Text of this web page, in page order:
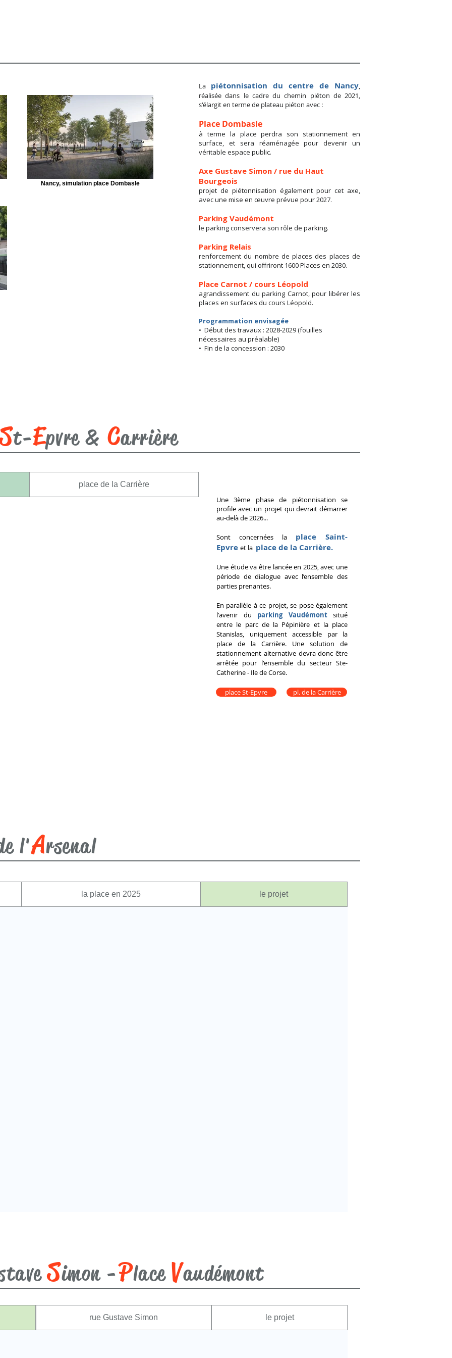
Nancy, simulation place Dombasle
La piétonnisation du centre de Nancy,
réalisée dans le cadre du chemin piéton de 2021,
s'élargit en terme de plateau piéton avec :
Place Dombasle
à terme la place perdra son stationnement en
surface, et sera réaménagée pour devenir un
véritable espace public.
Axe Gustave Simon / rue du Haut
Bourgeois
projet de piétonnisation également pour cet axe,
avec une mise en œuvre prévue pour 2027.
Parking Vaudémont
le parking conservera son rôle de parking.
Parking Relais
renforcement du nombre de places des places de
stationnement, qui offriront 1600 Places en 2030.
Place Carnot / cours Léopold
agrandissement du parking Carnot, pour libérer les
places en surfaces du cours Léopold.
Programmation envisagée
• Début des travaux : 2028-2029 (fouilles
nécessaires au préalable)
• Fin de la concession : 2030
t-Epvre & Carrière
place de la Carrière
Une 3ème phase de piétonnisation se
profile avec un projet qui devrait démarrer
au-delà de 2026...
Sont concernées la place Saint-
Epvre et la place de la Carrière.
Une étude va être lancée en 2025, avec une
période de dialogue avec l’ensemble des
parties prenantes.
En parallèle à ce projet, se pose également
l'avenir du parking Vaudémontsitué
entre le parc de la Pépinière et la place
Stanislas, uniquement accessible par la
place de la Carrière. Une solution de
stationnement alternative devra donc être
arrêtée pour l'ensemble du secteur Ste-
Catherine - Ile de Corse.
place St-Epvre pl. de la Carrière
l'Arsenal
la place en 2025 le projet
Simon -Place Vaudémont
rue Gustave Simon le projet